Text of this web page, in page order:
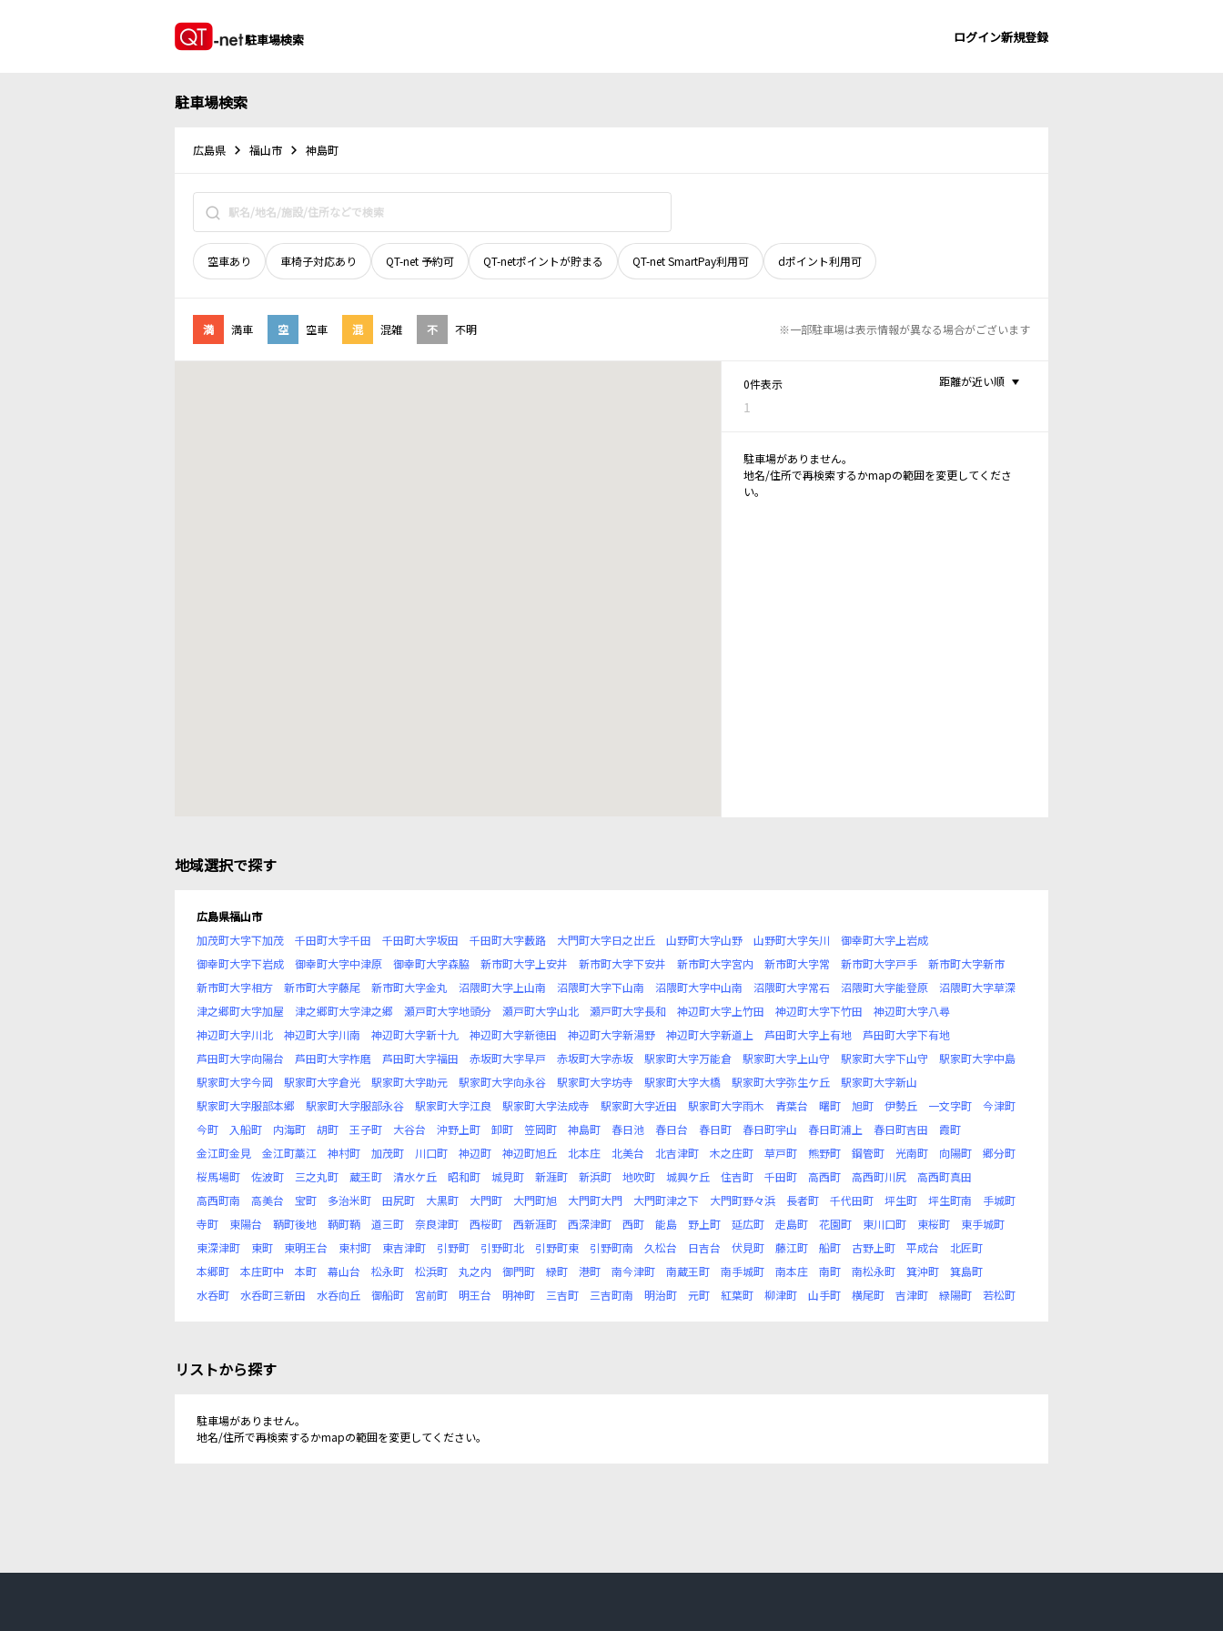
駐車場検索 ログイン新規登録
駐車場検索
広島県 福山市 神島町
空車あり 車椅子対応あり QT-net 予約可 QT-netポイントが貯まる QT-net SmartPay利用可 dポイント利用可
満 満車 空 空車 混 混雑 不 不明 ※一部駐車場は表示情報が異なる場合がございます
0件表示
1
距離が近い順
駐車場がありません。
地名/住所で再検索するかmapの範囲を変更してくださ
い。
地域選択で探す
広島県福山市
加茂町大字下加茂
千田町大字千田 千田町大字坂田 千田町大字藪路 大門町大字日之出丘 山野町大字山野 山野町大字矢川
御幸町大字上岩成
御幸町大字下岩成
御幸町大字中津原 御幸町大字森脇 新市町大字上安井 新市町大字下安井 新市町大字宮内 新市町大字常 新市町大字戸手
新市町大字新市
新市町大字相方
新市町大字藤尾 新市町大字金丸 沼隈町大字上山南 沼隈町大字下山南 沼隈町大字中山南 沼隈町大字常石 沼隈町大字能登原
沼隈町大字草深
津之郷町大字加屋
津之郷町大字津之郷 瀬戸町大字地頭分 瀬戸町大字山北 瀬戸町大字長和 神辺町大字上竹田 神辺町大字下竹田
神辺町大字八尋
神辺町大字川北
神辺町大字川南 神辺町大字新十九 神辺町大字新徳田 神辺町大字新湯野 神辺町大字新道上 芦田町大字上有地
芦田町大字下有地
芦田町大字向陽台
芦田町大字柞磨 芦田町大字福田 赤坂町大字早戸 赤坂町大字赤坂 駅家町大字万能倉 駅家町大字上山守 駅家町大字下山守
駅家町大字中島
駅家町大字今岡
駅家町大字倉光 駅家町大字助元 駅家町大字向永谷 駅家町大字坊寺 駅家町大字大橋 駅家町大字弥生ケ丘
駅家町大字新山
駅家町大字服部本郷
駅家町大字服部永谷 駅家町大字江良 駅家町大字法成寺 駅家町大字近田 駅家町大字雨木 青葉台 曙町 旭町 伊勢丘 一文字町
今津町
今町
入船町 内海町 胡町 王子町 大谷台 沖野上町 卸町 笠岡町 神島町 春日池 春日台 春日町 春日町宇山 春日町浦上 春日町吉田
霞町
金江町金見
金江町藁江 神村町 加茂町 川口町 神辺町 神辺町旭丘 北本庄 北美台 北吉津町 木之庄町 草戸町 熊野町 鋼管町 光南町 向陽町
郷分町
桜馬場町
佐波町 三之丸町 蔵王町 清水ケ丘 昭和町 城見町 新涯町 新浜町 地吹町 城興ケ丘 住吉町 千田町 高西町 高西町川尻
高西町真田
高西町南
高美台 宝町 多治米町 田尻町 大黒町 大門町 大門町旭 大門町大門 大門町津之下 大門町野々浜 長者町 千代田町 坪生町 坪生町南
手城町
寺町
東陽台 鞆町後地 鞆町鞆 道三町 奈良津町 西桜町 西新涯町 西深津町 西町 能島 野上町 延広町 走島町 花園町 東川口町 東桜町
東手城町
東深津町
東町 東明王台 東村町 東吉津町 引野町 引野町北 引野町東 引野町南 久松台 日吉台 伏見町 藤江町 船町 古野上町 平成台
北匠町
本郷町
本庄町中 本町 幕山台 松永町 松浜町 丸之内 御門町 緑町 港町 南今津町 南蔵王町 南手城町 南本庄 南町 南松永町 箕沖町
箕島町
水呑町
水呑町三新田 水呑向丘 御船町 宮前町 明王台 明神町 三吉町 三吉町南 明治町 元町 紅葉町 柳津町 山手町 横尾町 吉津町 緑陽町 若松町
リストから探す
駐車場がありません。
地名/住所で再検索するかmapの範囲を変更してください。